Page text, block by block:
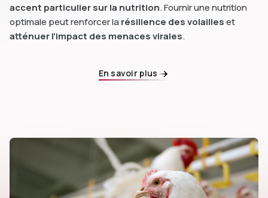
accent particulier sur la nutrition. Fournir une nutrition
optimale peut renforcer la résilience des volailleset
atténuer l’impact des menaces virales.
En savoir plus